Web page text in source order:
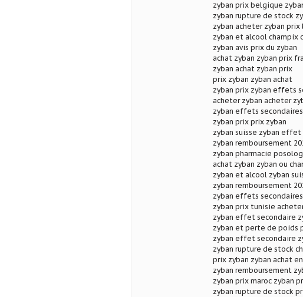
zyban prix belgique
zyban rupture de stock
zyban acheter zyban
zyban et alcool champix
zyban avis prix du zyban
achat zyban zyban prix
zyban achat zyban prix
prix zyban zyban achat
zyban prix zyban effets
acheter zyban acheter
zyban effets
zyban prix prix zyban
zyban suisse zyban effet
zyban remboursement
zyban pharmacie
achat zyban zyban ou
zyban et alcool zyban
zyban remboursement
zyban effets
zyban prix tunisie
zyban effet secondaire
zyban et perte de poids
zyban effet secondaire
zyban rupture de stock
prix zyban zyban achat
zyban remboursement
zyban prix maroc zyban
zyban rupture de stock